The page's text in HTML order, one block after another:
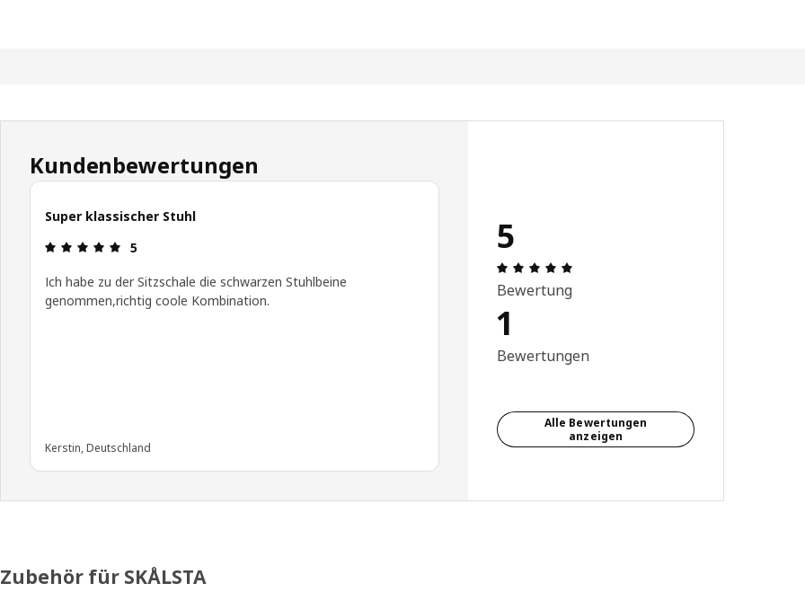
Kundenbewertungen
Super klassischer Stuhl
Bewertung: 5 von 5 Sterne
5
Ich habe zu der Sitzschale die schwarzen Stuhlbeine
genommen,richtig coole Kombination.
Kerstin, Deutschland
5
Bewertung
1
Bewertungen
Alle Bewertungen
anzeigen
Zubehör für SKÅLSTA